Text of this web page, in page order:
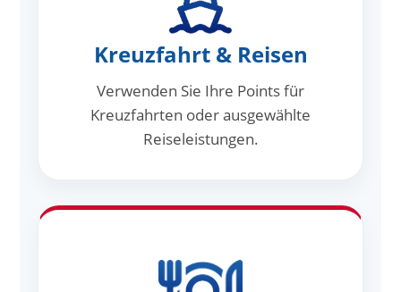
Kreuzfahrt & Reisen
Verwenden Sie Ihre Points für
Kreuzfahrten oder ausgewählte
Reiseleistungen.